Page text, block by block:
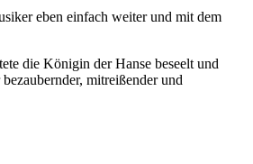
eben einfach weiter und mit dem
die Königin der Hanse beseelt und
mitreißender und